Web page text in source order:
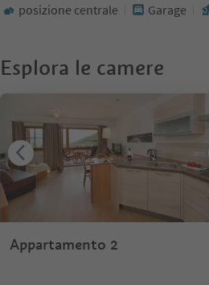
posizione centrale Garage
Esplora le camere
Appartamento 2